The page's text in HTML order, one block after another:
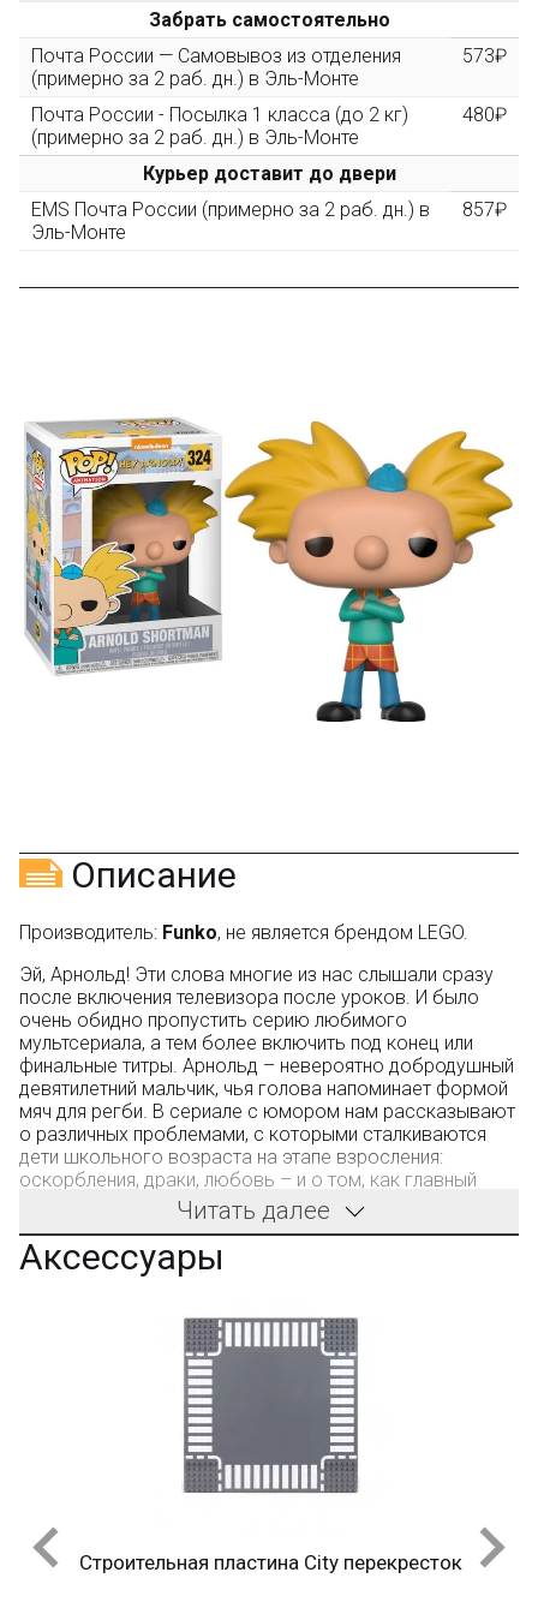
3000 рублей, Вы получите постоянную скидку на все
повторные заказы - 10%
Скидка за обзор
(фото сборки) до 10%
Пришлите фото поэтапной сборки купленного
конструктора и получите дополнительную скидку
10% при покупке следующего набора (не дороже 10
Оставьте отзыв (не менее 50 символов) о товаре на
нашем сайте и получите купон на скидку 50₽ за
текстовый отзыв или 100₽ за отзыв с фото.
Скидка за отзыв
на Яндекс.Маркете 150₽
Оставьте отзыв (не менее 50 символов) о товаре
через системуЯндекс.Маркет
с обязательным
указанием номера и даты заказа в нашем магазине
и получите купон на скидку 150₽
Подробные условия всех акций и бонусов...
Забрать самостоятельно
Почта России — Самовывоз из отделения
(примерно за 2 раб. дн.) в Эль-Монте
573₽
Почта России - Посылка 1 класса (до 2 кг)
(примерно за 2 раб. дн.) в Эль-Монте
480₽
Курьер доставит до двери
EMS Почта России (примерно за 2 раб. дн.) в
Эль-Монте
857₽
Описание
Производитель: Funko, не является брендом LEGO.
Эй, Арнольд! Эти слова многие из нас слышали сразу
после включения телевизора после уроков. И было
очень обидно пропустить серию любимого
мультсериала, а тем более включить под конец или
финальные титры. Арнольд – невероятно добродушный
девятилетний мальчик, чья голова напоминает формой
мяч для регби. В сериале с юмором нам рассказывают
о различных проблемами, с которыми сталкиваются
дети школьного возраста на этапе взросления:
оскорбления, драки, любовь – и о том, как главный
герой с ними расправляется и помогает с этим другим.
Именно поэтому мультфильм завоевал всемирную
славу, и его с удовольствием можно пересматривать
даже во взрослом возрасте. Если Вы являетесь
Вашему вниманию фигурку Funko Pop Arnold Shortman,
которая прекрасно встанет на полку и подогревать Вас
добрыми воспоминаниями.
Производитель - фабрика Funko (не LEGO). Компания
производит качественные конструкторы. Детали имеют
универсальные размеры и совместимы с
конструкторами других оригинальных брендов.
Только в BOOTLEGBRICKS.RU:
Читать далее
Аксессуары
Строительная пластина City перекресток